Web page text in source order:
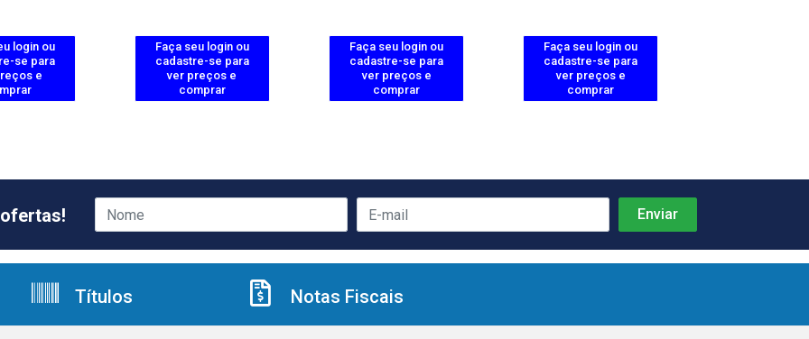
login ou
se para
e
Faça seu login ou
cadastre-se para
ver preços e
comprar
Faça seu login ou
cadastre-se para
ver preços e
comprar
Faça seu login ou
cadastre-se para
ver preços e
comprar
Títulos Notas Fiscais